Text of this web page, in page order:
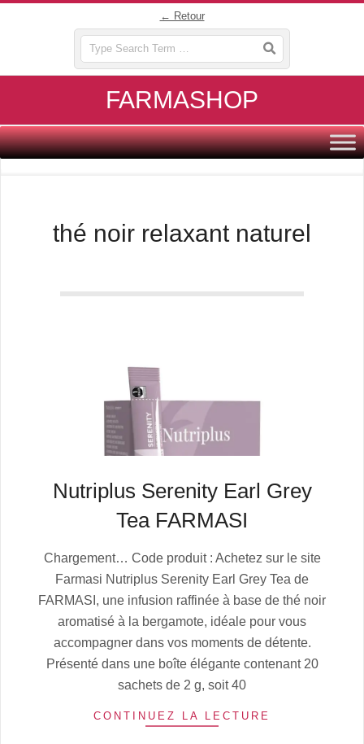
← Retour
FARMASHOP
Primary
Navigation
thé noir relaxant naturel
Nutriplus Serenity Earl Grey
Tea FARMASI
07-
Chargement… Code produit : Achetez sur le site
Farmasi Nutriplus Serenity Earl Grey Tea de
FARMASI, une infusion raffinée à base de thé noir
aromatisé à la bergamote, idéale pour vous
accompagner dans vos moments de détente.
Présenté dans une boîte élégante contenant 20
sachets de 2 g, soit 40
CONTINUEZ LA LECTURE